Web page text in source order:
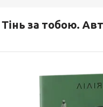
Тінь за тобою.